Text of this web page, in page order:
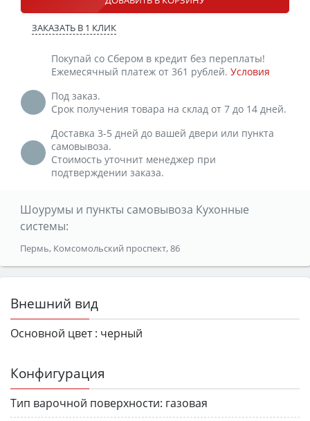
ЗАКАЗАТЬ В 1 КЛИК
Покупай со Сбером в кредит без переплаты!
Ежемесячный платеж от 361 рублей. Условия
Под заказ.
Срок получения товара на склад от 7 до 14 дней.
Доставка 3-5 дней до вашей двери или пункта
самовывоза.
Стоимость уточнит менеджер при
подтверждении заказа.
Шоурумы и пункты самовывоза Кухонные
системы:
Пермь, Комсомольский проспект, 86
Внешний вид
Основной цвет : черный
Конфигурация
Тип варочной поверхности: газовая